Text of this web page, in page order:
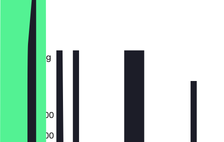
Montag
Dienstag
Mittwoch
Donnerstag
09:00 - 22:00
09:00 - 22:00